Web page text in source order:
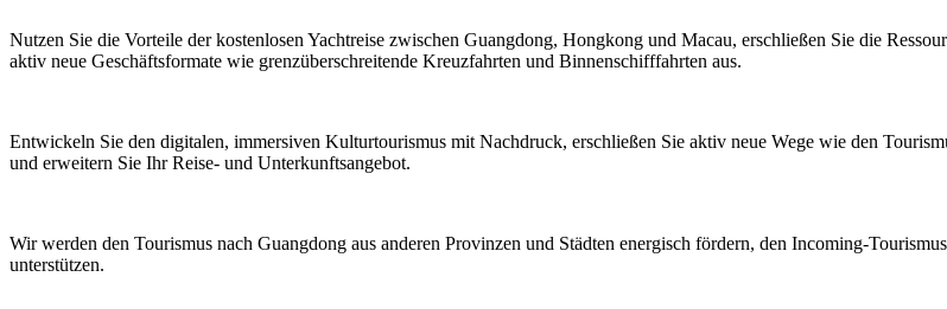
Nutzen Sie die Vorteile der kostenlosen Yachtreise zwischen Guangdong, Hongkong und Macau, erschließen Sie die
aktiv neue Geschäftsformate wie grenzüberschreitende Kreuzfahrten und Binnenschifffahrten aus.
Entwickeln Sie den digitalen, immersiven Kulturtourismus mit Nachdruck, erschließen Sie aktiv neue Wege wie den
und erweitern Sie Ihr Reise- und Unterkunftsangebot.
Wir werden den Tourismus nach Guangdong aus anderen Provinzen und Städten energisch fördern, den Incoming-
unterstützen.